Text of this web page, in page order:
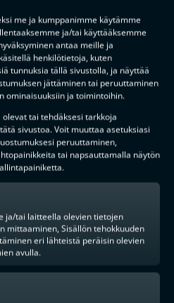
me ja kumppanimme käytämme
ja/tai käyttääksemme
antaa meille ja
henkilötietoja, kuten
tunnuksia tällä sivustolla, ja näyttää
jättäminen tai peruuttaminen
ominaisuuksiin ja toimintoihin.
tai tehdäksesi tarkkoja
sivustoa. Voit muuttaa asetuksiasi
peruuttaminen,
tai napsauttamalla näytön
ja/tai laitteella olevien tietojen
mittaaminen, Sisällön tehokkuuden
eri lähteistä peräisin olevien
avulla.
F-liigakauden alusta